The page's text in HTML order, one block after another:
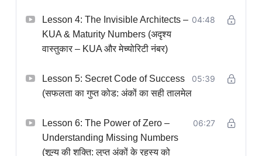
Lesson 4: The Invisible Architects –
KUA & Maturity Numbers (अदृश्य
वास्तुकार – KUA और मेच्योरिटी नंबर)
04:48
Lesson 5: Secret Code of Success
(सफलता का गुप्त कोड: अंकों का सही तालमेल
05:39
Lesson 6: The Power of Zero –
Understanding Missing Numbers
(शून्य की शक्ति: लुप्त अंकों के रहस्य को
06:27